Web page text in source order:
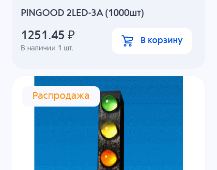
PINGOOD 2LED-3A (1000шт)
В наличии 1 шт.
1251.45 ₽ В корзину
Распродажа